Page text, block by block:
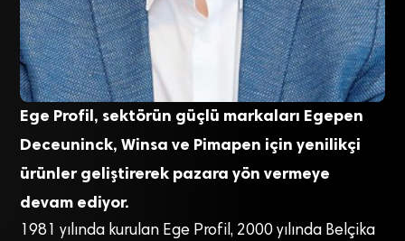
Ege Profil, sektörün güçlü markaları Egepen
Deceuninck, Winsa ve Pimapen için yenilikçi
ürünler geliştirerek pazara yön vermeye
devam ediyor.
1981 yılında kurulan Ege Profil, 2000 yılında Belçika